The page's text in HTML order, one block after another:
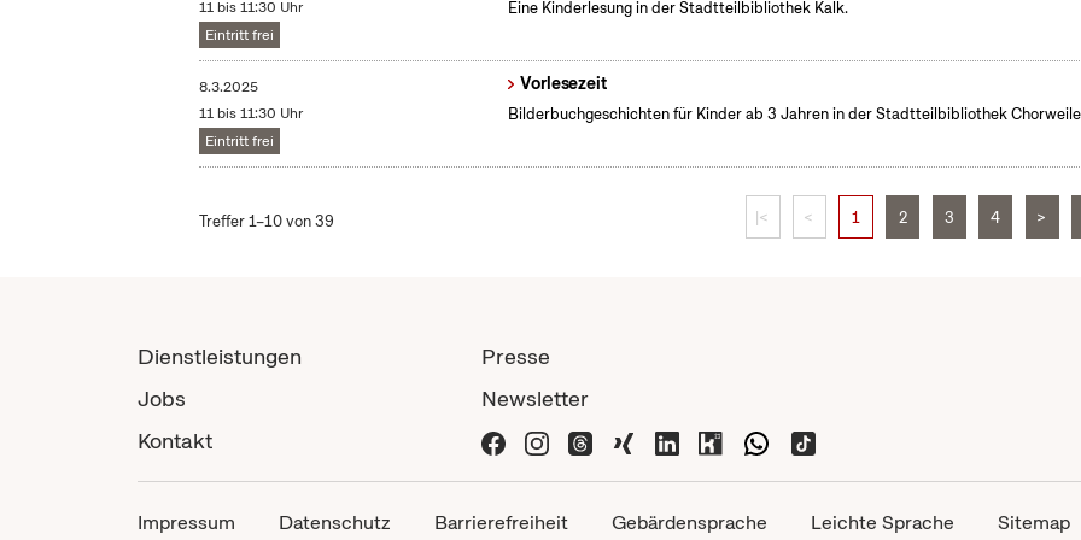
11 bis 11:30 Uhr
Eintritt frei
Eine Kinderlesung in der Stadtteilbibliothek Kalk.
8.3.2025
11 bis 11:30 Uhr
Eintritt frei
Vorlesezeit
Bilderbuchgeschichten für Kinder ab 3 Jahren in der Stadtteilbibliothek
Treffer 1–10 von 39 |< < 1 2 3 4 >
Dienstleistungen
Jobs
Kontakt
Presse
Newsletter
Impressum Datenschutz Barrierefreiheit Gebärdensprache Leichte Sprache Sitemap